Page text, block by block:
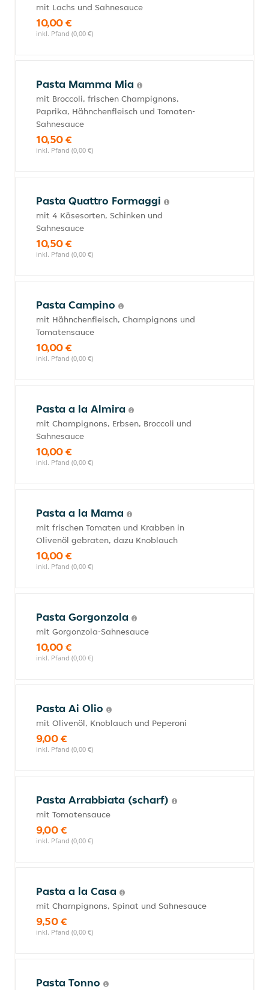
mit Lachs und Sahnesauce
10,00 €
inkl. Pfand (0,00 €)
Pasta Mamma Mia
mit Broccoli, frischen Champignons,
Paprika, Hähnchenfleisch und Tomaten-
Sahnesauce
10,50 €
inkl. Pfand (0,00 €)
Pasta Quattro Formaggi
mit 4 Käsesorten, Schinken und
Sahnesauce
10,50 €
inkl. Pfand (0,00 €)
Pasta Campino
mit Hähnchenfleisch, Champignons und
Tomatensauce
10,00 €
inkl. Pfand (0,00 €)
Pasta a la Almira
mit Champignons, Erbsen, Broccoli und
Sahnesauce
10,00 €
inkl. Pfand (0,00 €)
Pasta a la Mama
mit frischen Tomaten und Krabben in
Olivenöl gebraten, dazu Knoblauch
10,00 €
inkl. Pfand (0,00 €)
Pasta Gorgonzola
mit Gorgonzola-Sahnesauce
10,00 €
inkl. Pfand (0,00 €)
Pasta Ai Olio
mit Olivenöl, Knoblauch und Peperoni
9,00 €
inkl. Pfand (0,00 €)
Pasta Arrabbiata (scharf)
mit Tomatensauce
9,00 €
inkl. Pfand (0,00 €)
Pasta a la Casa
mit Champignons, Spinat und Sahnesauce
9,50 €
inkl. Pfand (0,00 €)
Pasta Tonno